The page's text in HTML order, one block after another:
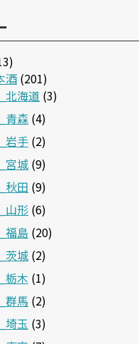
酒 (201)
北海道 (3)
青森 (4)
岩手 (2)
宮城 (9)
秋田 (9)
山形 (6)
福島 (20)
茨城 (2)
栃木 (1)
群馬 (2)
埼玉 (3)